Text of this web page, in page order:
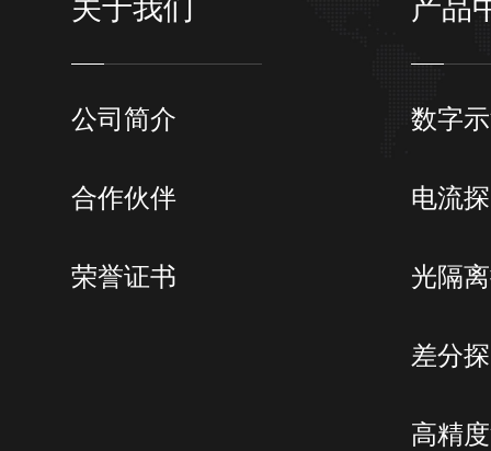
关于我们
公司简介
合作伙伴
荣誉证书
产品
数字
电流
光隔
差分
高精